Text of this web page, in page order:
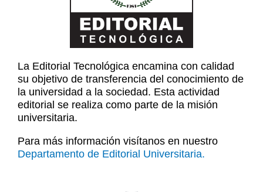
La Editorial Tecnológica encamina con calidad
su objetivo de transferencia del conocimiento de
la universidad a la sociedad. Esta actividad
editorial se realiza como parte de la misión
universitaria.
Para más información visítanos en nuestro
Departamento de Editorial Universitaria.